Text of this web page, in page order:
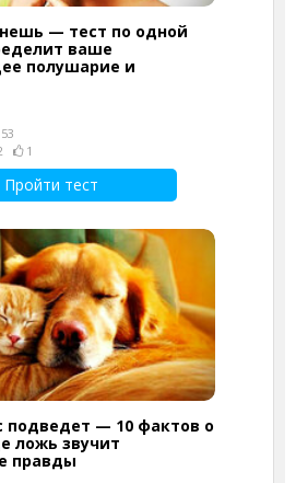
— тест по одной
ваше
полушарие и
1
Пройти тест
подведет — 10 фактов о
ложь звучит
правды